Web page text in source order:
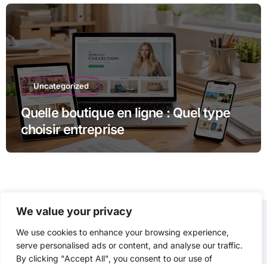
We value your privacy
We use cookies to enhance your browsing experience,
serve personalised ads or content, and analyse our traffic.
By clicking "Accept All", you consent to our use of
Uncategorized
Quelle boutique en ligne : Quel type
choisir entreprise
P3D